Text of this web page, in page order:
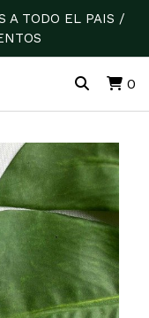
A TODO EL PAIS /
0